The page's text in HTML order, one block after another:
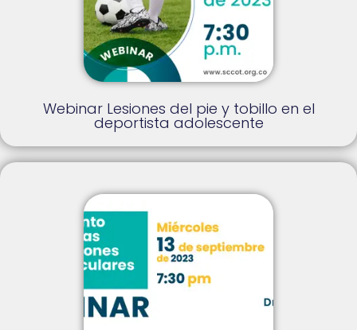
Webinar Lesiones del pie y tobillo en el
deportista adolescente